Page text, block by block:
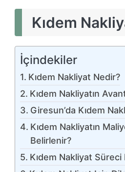
Kıdem
İçindekiler
Kıdem Nakliyat Nedir?
Kıdem Nakliyatın
Giresun’da Kıdem
Kıdem Nakliyatın
Belirlenir?
Kıdem Nakliyat Süreci